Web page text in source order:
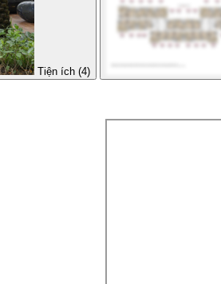
Tiện ích (4)